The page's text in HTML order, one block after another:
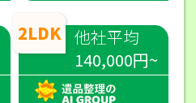
2LDK 他社平均
140,000円~